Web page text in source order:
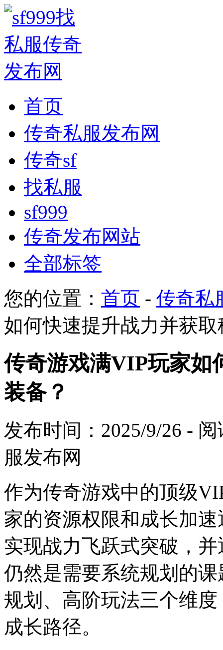
首页
传奇私服发布网
传奇sf
找私服
sf999
传奇发布网站
全部标签
您的位置： 首页 - 传奇私
如何快速提升战力并获
传奇游戏满VIP玩家如
装备？
发布时间：2025/9/26 -
服发布网
作为传奇游戏中的顶级
家的资源权限和成长加
实现战力飞跃式突破，
仍然是需要系统规划的
规划、高阶玩法三个维
成长路径。